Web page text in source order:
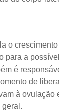
o
para a
é
de
à ovulação